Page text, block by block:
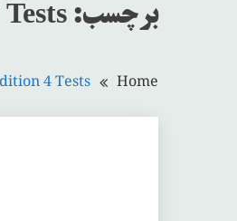
برچسب:
Home
4 Tests